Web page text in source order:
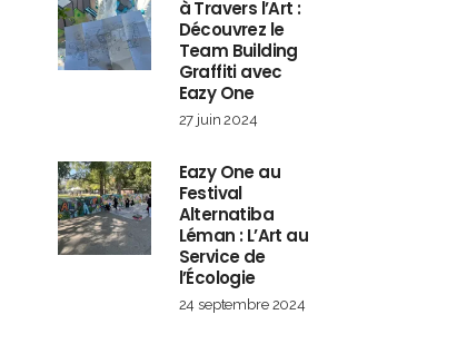
à Travers l’Art :
Découvrez le
Team Building
Graffiti avec
Eazy One
27 juin 2024
Eazy One au
Festival
Alternatiba
Léman : L’Art au
Service de
l’Écologie
24 septembre 2024